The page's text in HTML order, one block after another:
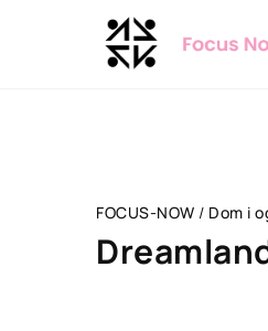
FOCUS-NOW / Dom i